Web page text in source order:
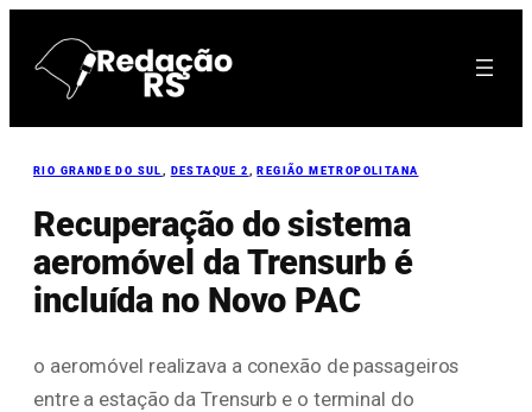
para
RIO GRANDE DO SUL , DESTAQUE 2 , REGIÃO METROPOLITANA
Recuperação do sistema
aeromóvel da Trensurb é
incluída no Novo PAC
o aeromóvel realizava a conexão de passageiros
entre a estação da Trensurb e o terminal do